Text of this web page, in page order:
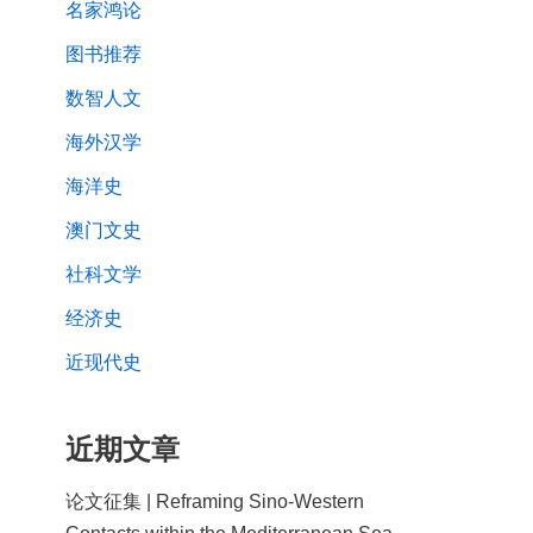
名家鸿论
图书推荐
数智人文
海外汉学
海洋史
澳门文史
社科文学
经济史
近现代史
近期文章
论文征集 | Reframing Sino-Western